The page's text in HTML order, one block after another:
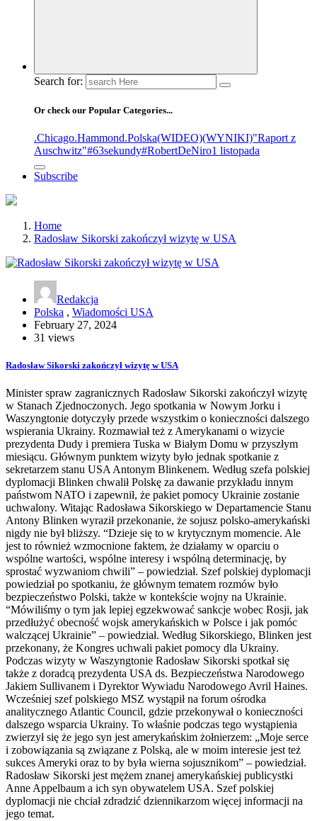
Search for:
Or check our Popular Categories...
.Chicago.Hammond.Polska(WIDEO)(WYNIKI)"Raport z
Auschwitz"#63sekundy#RobertDeNiro1 listopada
Subscribe
Home
Radosław Sikorski zakończył wizytę w USA
Redakcja
Polska , Wiadomości USA
February 27, 2024
31 views
Radosław Sikorski zakończył wizytę w USA
Minister spraw zagranicznych Radosław Sikorski zakończył wizytę
w Stanach Zjednoczonych. Jego spotkania w Nowym Jorku i
Waszyngtonie dotyczyły przede wszystkim o konieczności dalszego
wspierania Ukrainy. Rozmawiał też z Amerykanami o wizycie
prezydenta Dudy i premiera Tuska w Białym Domu w przyszłym
miesiącu. Głównym punktem wizyty było jednak spotkanie z
sekretarzem stanu USA Antonym Blinkenem. Według szefa polskiej
dyplomacji Blinken chwalił Polskę za dawanie przykładu innym
państwom NATO i zapewnił, że pakiet pomocy Ukrainie zostanie
uchwalony. Witając Radosława Sikorskiego w Departamencie Stanu
Antony Blinken wyraził przekonanie, że sojusz polsko-amerykański
nigdy nie był bliższy. “Dzieje się to w krytycznym momencie. Ale
jest to również wzmocnione faktem, że działamy w oparciu o
wspólne wartości, wspólne interesy i wspólną determinację, by
sprostać wyzwaniom chwili” – powiedział. Szef polskiej dyplomacji
powiedział po spotkaniu, że głównym tematem rozmów było
bezpieczeństwo Polski, także w kontekście wojny na Ukrainie.
“Mówiliśmy o tym jak lepiej egzekwować sankcje wobec Rosji, jak
przedłużyć obecność wojsk amerykańskich w Polsce i jak pomóc
walczącej Ukrainie” – powiedział. Według Sikorskiego, Blinken jest
przekonany, że Kongres uchwali pakiet pomocy dla Ukrainy.
Podczas wizyty w Waszyngtonie Radosław Sikorski spotkał się
także z doradcą prezydenta USA ds. Bezpieczeństwa Narodowego
Jakiem Sullivanem i Dyrektor Wywiadu Narodowego Avril Haines.
Wcześniej szef polskiego MSZ wystąpił na forum ośrodka
analitycznego Atlantic Council, gdzie przekonywał o konieczności
dalszego wsparcia Ukrainy. To właśnie podczas tego wystąpienia
zwierzył się że jego syn jest amerykańskim żołnierzem: „Moje serce
i zobowiązania są związane z Polską, ale w moim interesie jest też
sukces Ameryki oraz to by była wierna sojusznikom” – powiedział.
Radosław Sikorski jest mężem znanej amerykańskiej publicystki
Anne Appelbaum a ich syn obywatelem USA. Szef polskiej
dyplomacji nie chciał zdradzić dziennikarzom więcej informacji na
jego temat.